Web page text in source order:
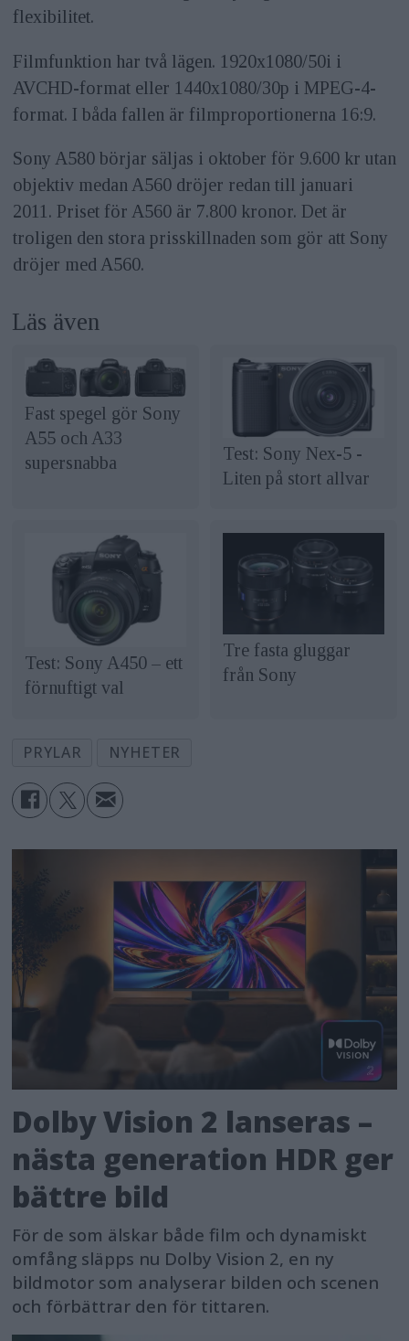
flexibilitet.
Filmfunktion har två lägen. 1920x1080/50i i
AVCHD-format eller 1440x1080/30p i MPEG-4-
format. I båda fallen är filmproportionerna 16:9.
Sony A580 börjar säljas i oktober för 9.600 kr utan
objektiv medan A560 dröjer redan till januari
2011. Priset för A560 är 7.800 kronor. Det är
troligen den stora prisskillnaden som gör att Sony
dröjer med A560.
Läs även
Fast spegel gör Sony
A55 och A33
supersnabba
Test: Sony Nex-5 -
Liten på stort allvar
Test: Sony A450 – ett
förnuftigt val
Tre fasta gluggar
från Sony
PRYLAR NYHETER
Dolby Vision 2 lanseras –
nästa generation HDR ger
bättre bild
För de som älskar både film och dynamiskt
omfång släpps nu Dolby Vision 2, en ny
bildmotor som analyserar bilden och scenen
och förbättrar den för tittaren.